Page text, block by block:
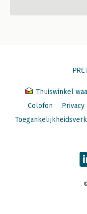
Thuiswinkel
Colofon
Privacy